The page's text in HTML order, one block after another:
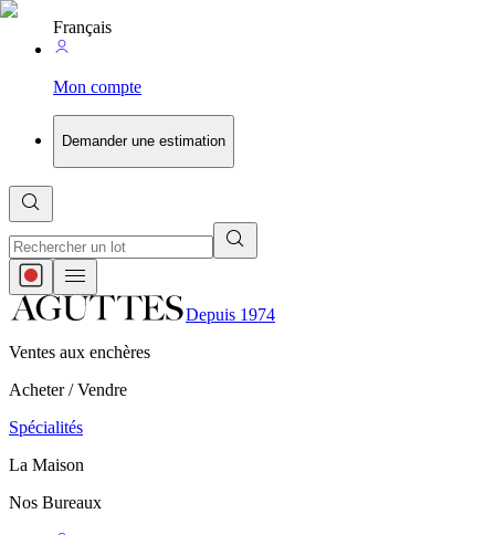
Français
Mon compte
Demander une estimation
Depuis 1974
Ventes aux enchères
Acheter / Vendre
Spécialités
La Maison
Nos Bureaux